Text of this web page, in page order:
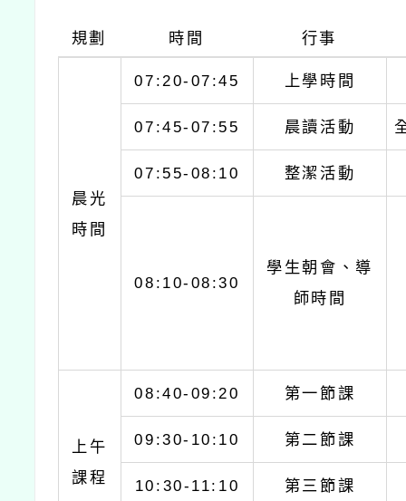
規劃 時間 行事
晨光
時間
07:20-07:45 上學時間
07:45-07:55 晨讀活動
07:55-08:10 整潔活動
08:10-08:30
學生朝會、導
師時間
上午
課程
08:40-09:20 第一節課
09:30-10:10 第二節課
10:30-11:10 第三節課